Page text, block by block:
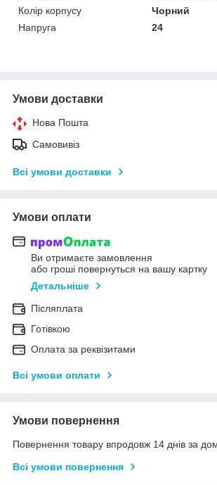
Колір корпусу
Чорний
Напруга
24
Умови доставки
Нова Пошта
Самовивіз
Всі умови доставки
Умови оплати
Ви отримаєте замовлення
або гроші повернуться на вашу картку
Детальніше
Післяплата
Готівкою
Оплата за реквізитами
Всі умови оплати
Умови повернення
Повернення товару впродовж 14 днів за
Всі умови повернення